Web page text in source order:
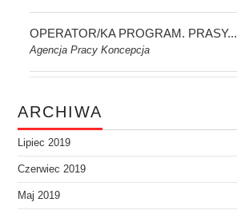
OPERATOR/KA PROGRAM. PRASY...
Agencja Pracy Koncepcja
ARCHIWA
Lipiec 2019
Czerwiec 2019
Maj 2019